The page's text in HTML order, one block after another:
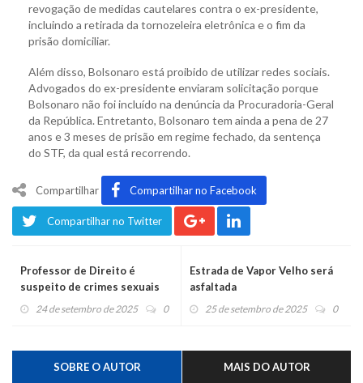
revogação de medidas cautelares contra o ex-presidente,
incluindo a retirada da tornozeleira eletrônica e o fim da
prisão domiciliar.
Além disso, Bolsonaro está proibido de utilizar redes sociais.
Advogados do ex-presidente enviaram solicitação porque
Bolsonaro não foi incluído na denúncia da Procuradoria-Geral
da República. Entretanto, Bolsonaro tem ainda a pena de 27
anos e 3 meses de prisão em regime fechado, da sentença
do STF, da qual está recorrendo.
Compartilhar Compartilhar no Facebook
Compartilhar no Twitter
Professor de Direito é
suspeito de crimes sexuais
contra 12 mulheres
24 de setembro de 2025 0
Estrada de Vapor Velho será
asfaltada
25 de setembro de 2025 0
SOBRE O AUTOR MAIS DO AUTOR